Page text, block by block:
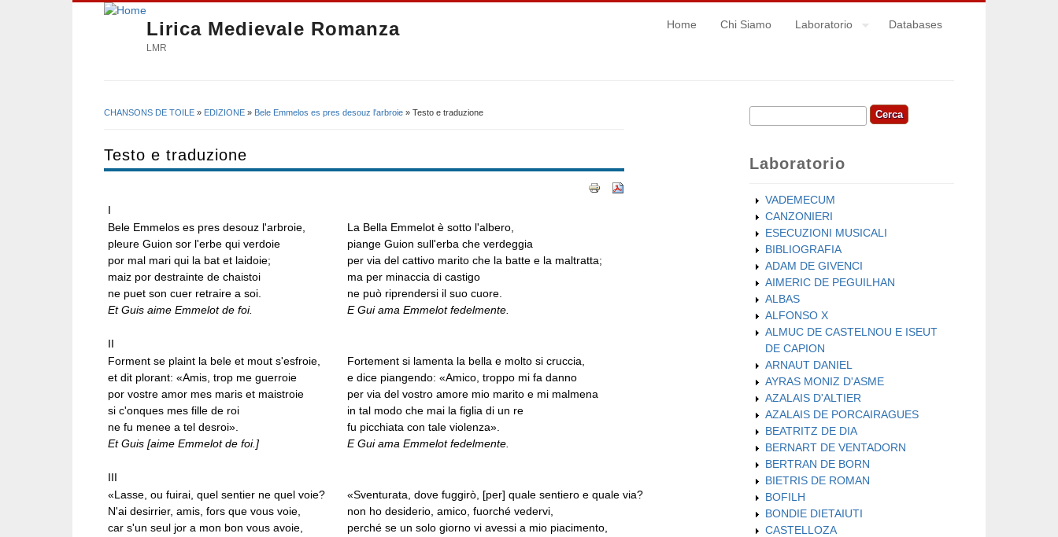
Lirica Medievale Romanza
LMR
Home Chi Siamo Laboratorio Databases
CHANSONS DE TOILE » EDIZIONE » Bele Emmelos es pres desouz l'arbroie » Testo e traduzione
Testo e traduzione
I
Bele Emmelos es pres desouz l'arbroie,
pleure Guion sor l'erbe qui verdoie
por mal mari qui la bat et laidoie;
maiz por destrainte de chaistoi
ne puet son cuer retraire a soi.
Et Guis aime Emmelot de foi.
La Bella Emmelot è sotto l'albero,
piange Guion sull'erba che verdeggia
per via del cattivo marito che la batte e la maltratta;
ma per minaccia di castigo
ne può riprendersi il suo cuore.
E Gui ama Emmelot fedelmente.
II
Forment se plaint la bele et mout s'esfroie,
et dit plorant: «Amis, trop me guerroie
por vostre amor mes maris et maistroie
si c'onques mes fille de roi
ne fu menee a tel desroi».
Et Guis [aime Emmelot de foi.]
Fortement si lamenta la bella e molto si cruccia,
e dice piangendo: «Amico, troppo mi fa danno
per via del vostro amore mio marito e mi malmena
in tal modo che mai la figlia di un re
fu picchiata con tale violenza».
E Gui ama Emmelot fedelmente.
III
«Lasse, ou fuirai, quel sentier ne quel voie?
N'ai desirrier, amis, fors que vous voie,
car s'un seul jor a mon bon vous avoie,
«Sventurata, dove fuggirò, [per] quale sentiero e quale via?
non ho desiderio, amico, fuorché vedervi,
perché se un solo giorno vi avessi a mio piacimento,
Form di ricerca
Cerca
Laboratorio
VADEMECUM
CANZONIERI
ESECUZIONI MUSICALI
BIBLIOGRAFIA
ADAM DE GIVENCI
AIMERIC DE PEGUILHAN
ALBAS
ALFONSO X
ALMUC DE CASTELNOU E ISEUT
DE CAPION
ARNAUT DANIEL
AYRAS MONIZ D'ASME
AZALAIS D'ALTIER
AZALAIS DE PORCAIRAGUES
BEATRITZ DE DIA
BERNART DE VENTADORN
BERTRAN DE BORN
BIETRIS DE ROMAN
BOFILH
BONDIE DIETAIUTI
CASTELLOZA